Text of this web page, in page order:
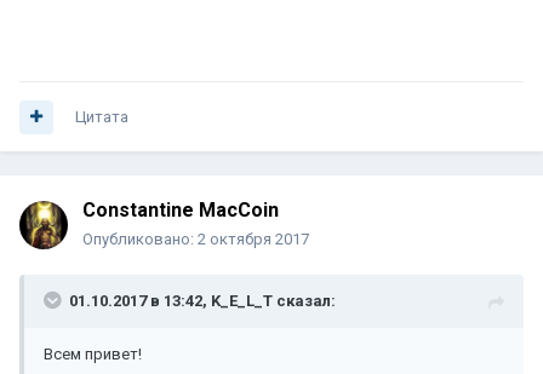
Цитата
Constantine MacCoin
Опубликовано: 2 октября 2017
01.10.2017 в 13:42, K_E_L_T сказал:
Всем привет!